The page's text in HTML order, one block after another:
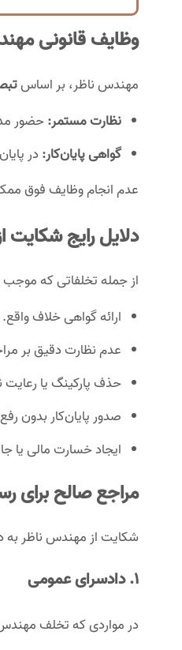
وظایف قانونی
مهندس ناظر، بر اساستبصره ۷
نظارت مستمر:حضور
گواهی پایان‌کار: در
عدم انجام وظایف فوق
دلایل رایج
از جمله تخلفاتی که
ارائه گواهی خلاف واقع.
عدم نظارت دقیق بر
حذف پارکینگ یا رعایت
صدور پایان‌کار بدون
ایجاد خسارت مالی یا
مراجع صالح برای
شکایت از مهندس ناظر
۱. دادسرای عمومی
در مواردی که تخلف